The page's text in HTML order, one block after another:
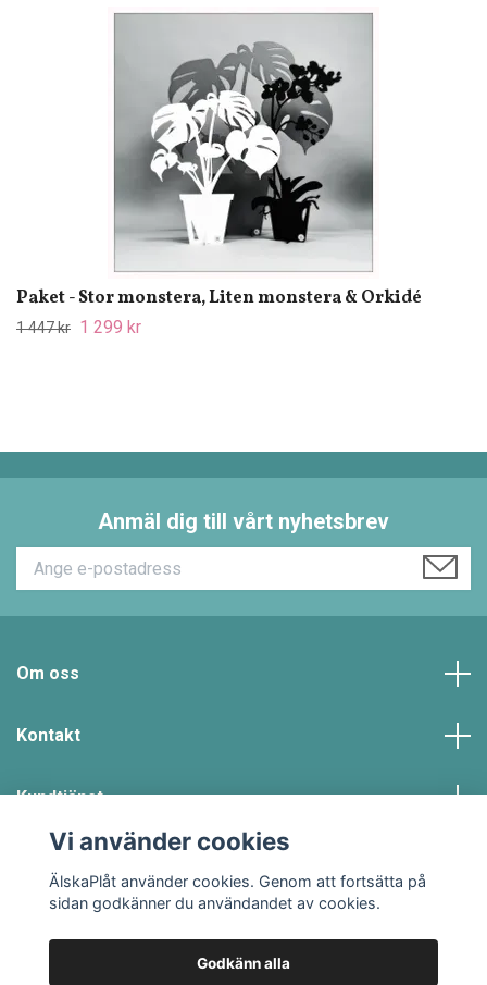
Paket - Stor monstera, Liten monstera & Orkidé
1 447 kr 1 299 kr
Anmäl dig till vårt nyhetsbrev
Om oss
Kontakt
Kundtjänst
Vi använder cookies
ÄlskaPlåt använder cookies. Genom att fortsätta på
sidan godkänner du användandet av cookies.
Godkänn alla